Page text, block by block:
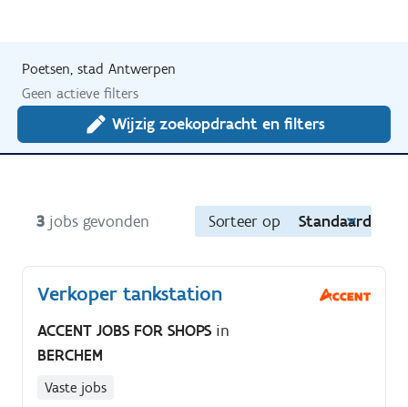
Poetsen, stad Antwerpen
Geen actieve filters
Wijzig zoekopdracht en filters
3 jobs gevonden Sorteer op Standaard
Verkoper tankstation
ACCENT JOBS FOR SHOPS in
BERCHEM
Vaste jobs